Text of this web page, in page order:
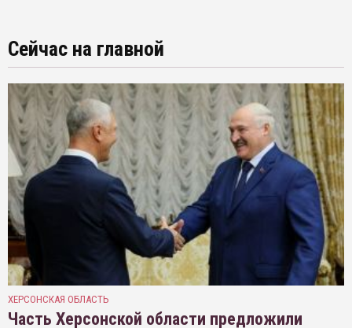
Сейчас на главной
ХЕРСОНСКАЯ ОБЛАСТЬ
Часть Херсонской области предложили